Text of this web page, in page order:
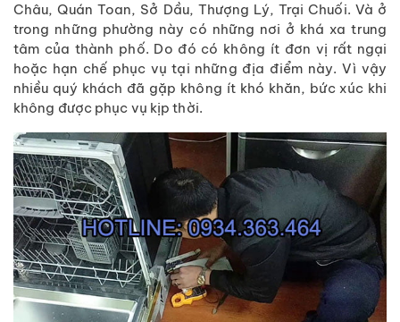
Châu, Quán Toan, Sở Dầu, Thượng Lý, Trại Chuối. Và ở
trong những phường này có những nơi ở khá xa trung
tâm của thành phố. Do đó có không ít đơn vị rất ngại
hoặc hạn chế phục vụ tại những địa điểm này. Vì vậy
nhiều quý khách đã gặp không ít khó khăn, bức xúc khi
không được phục vụ kịp thời.